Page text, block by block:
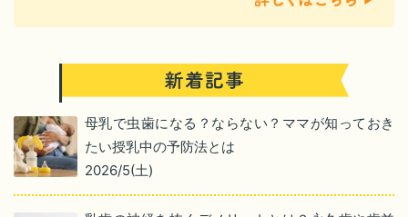
母乳で虫歯になる？ならない？ママが知っておき
たい授乳中の予防法とは
2026/5(土)